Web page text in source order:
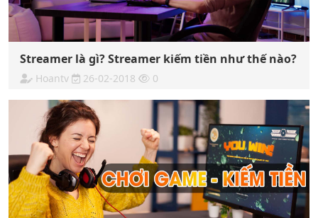
Streamer là gì? Streamer kiếm tiền như thế nào?
Hoantv 26-02-2018 0